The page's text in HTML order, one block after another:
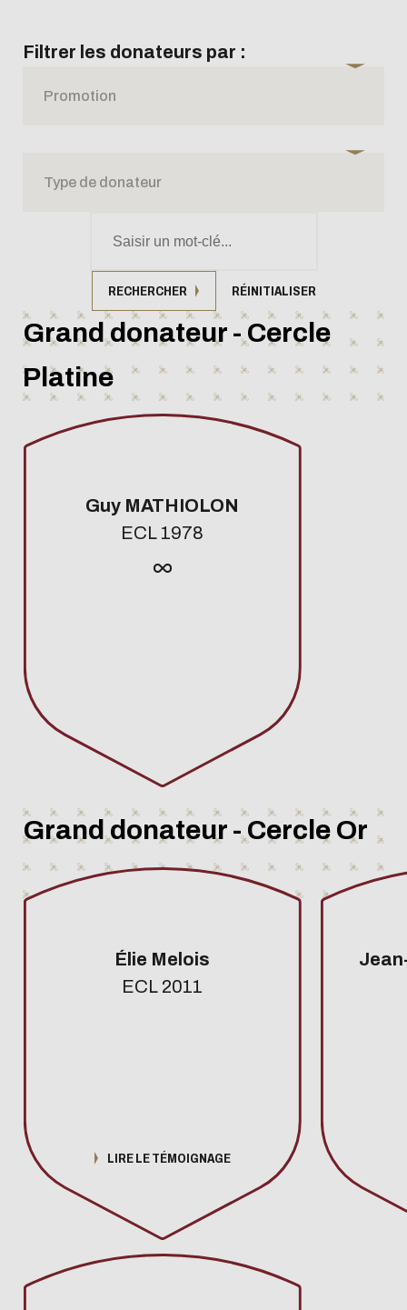
Filtrer les donateurs par :
Promotion
Type de donateur
RECHERCHER RÉINITIALISER
Grand donateur - Cercle
Platine
Guy MATHIOLON
ECL 1978
Grand donateur - Cercle Or
Élie Melois
ECL 2011
LIRE LE TÉMOIGNAGE